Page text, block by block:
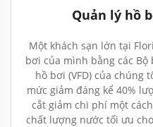
Quản lý hồ
Một khách sạn lớn tại
bơi của mình bằng các
hồ bơi (VFD) của chúng
mức giảm đáng kể 40%
cắt giảm chi phí một
chất lượng nước tối ưu